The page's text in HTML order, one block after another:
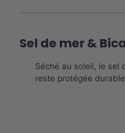
Sel de mer &
Séché au soleil, le sel
reste protégée